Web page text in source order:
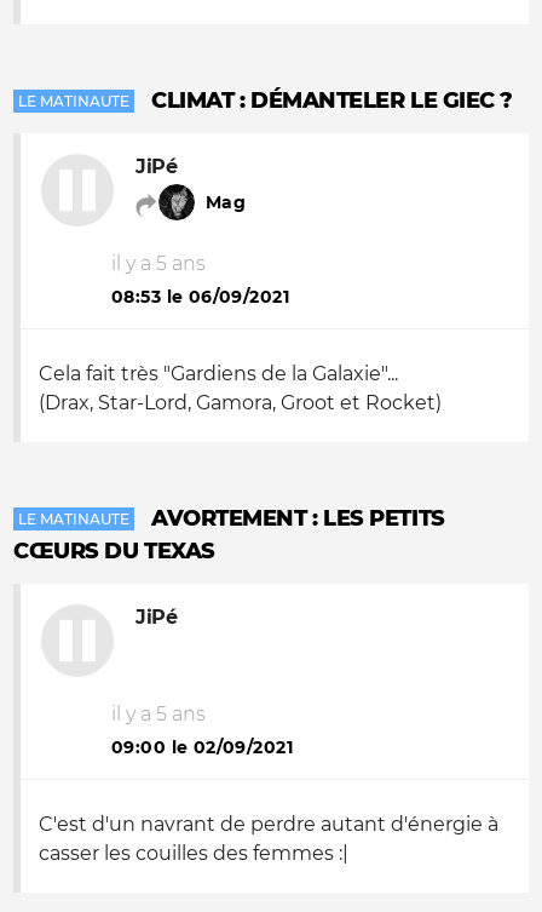
LE MATINAUTE CLIMAT : DÉMANTELER LE GIEC ?
JiPé
Mag
il y a 5 ans
08:53 le 06/09/2021
Cela fait très "Gardiens de la Galaxie"...
(Drax, Star-Lord, Gamora, Groot et Rocket)
LE MATINAUTE
AVORTEMENT : LES PETITS
CŒURS DU TEXAS
JiPé
il y a 5 ans
09:00 le 02/09/2021
C'est d'un navrant de perdre autant d'énergie à
casser les couilles des femmes :|